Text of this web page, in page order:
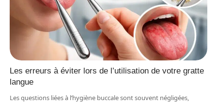
Les erreurs à éviter lors de l’utilisation de votre gratte
langue
Les questions liées à l’hygiène buccale sont souvent négligées,